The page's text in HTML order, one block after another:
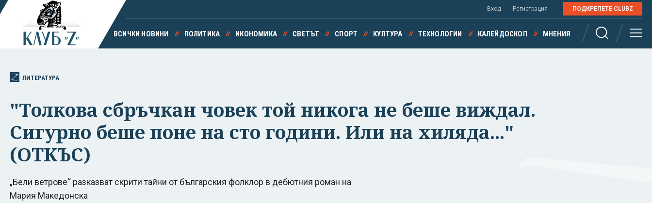
Вход Регистрация ПОДКРЕПЕТЕ CLUBZ
ВСИЧКИ НОВИНИ ПОЛИТИКА ИКОНОМИКА СВЕТЪТ СПОРТ КУЛТУРА ТЕХНОЛОГИИ КАЛЕЙДОСКОП МНЕНИЯ
ЛИТЕРАТУРА
"Толкова сбръчкан човек той никога не беше виждал.
Сигурно беше поне на сто години. Или на хиляда..."
(ОТКЪС)
„Бели ветрове“ разказват скрити тайни от българския фолклор в дебютния роман на
Мария Македонска